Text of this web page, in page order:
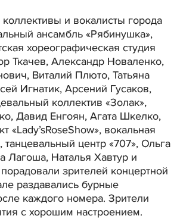
и вокалисты города
ансамбль «Рябинушка»,
хореографическая студия
Ткачев, Александр Новаленко,
Виталий Плюто, Татьяна
Игнатик, Арсений Гусаков,
коллектив «Золак»,
Давид Енгоян, Агата Шкелко,
«Lady’sRoseShow», вокальная
танцевальный центр «707», Ольга
Лагоша, Наталья Хавтур и
зрителей концертной
раздавались бурные
каждого номера. Зрители
с хорошим настроением.